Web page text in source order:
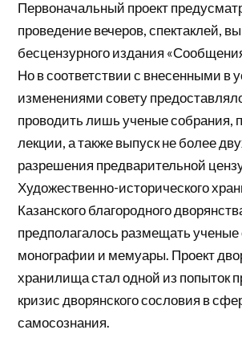
Первоначальный проект
проведение вечеров, спектаклей,
бесцензурного издания
Но в соответствии с внесенными в
изменениями совету
проводить лишь ученые собрания,
лекции, а также выпуск не более
разрешения предварительной
Художественно-исторического
Казанского благородного
предполагалось размещать ученые
монографии и мемуары. Проект
хранилища стал одной из попыток
кризис дворянского сословия в
самосознания.